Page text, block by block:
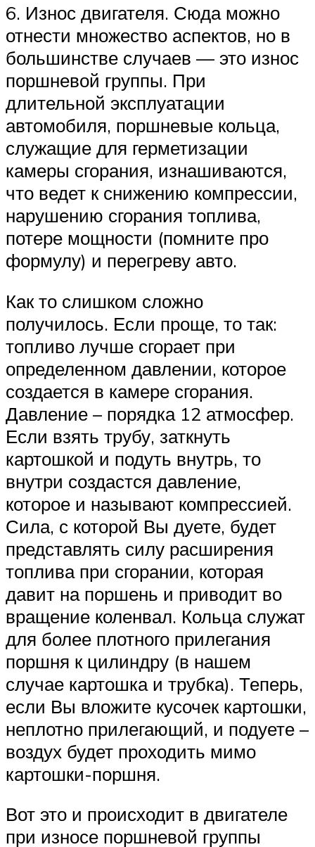
6. Износ двигателя. Сюда можно
отнести множество аспектов, но в
большинстве случаев — это износ
поршневой группы. При
длительной эксплуатации
автомобиля, поршневые кольца,
служащие для герметизации
камеры сгорания, изнашиваются,
что ведет к снижению компрессии,
нарушению сгорания топлива,
потере мощности (помните про
формулу) и перегреву авто.
Как то слишком сложно
получилось. Если проще, то так:
топливо лучше сгорает при
определенном давлении, которое
создается в камере сгорания.
Давление – порядка 12 атмосфер.
Если взять трубу, заткнуть
картошкой и подуть внутрь, то
внутри создастся давление,
которое и называют компрессией.
Сила, с которой Вы дуете, будет
представлять силу расширения
топлива при сгорании, которая
давит на поршень и приводит во
вращение коленвал. Кольца служат
для более плотного прилегания
поршня к цилиндру (в нашем
случае картошка и трубка). Теперь,
если Вы вложите кусочек картошки,
неплотно прилегающий, и подуете –
воздух будет проходить мимо
картошки-поршня.
Вот это и происходит в двигателе
при износе поршневой группы